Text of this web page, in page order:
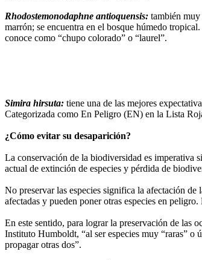
Rhodostemonodaphne antioquensis: también muy
marrón; se encuentra en el bosque húmedo
conoce como “chupo colorado” o “laurel”.
Simira hirsuta: tiene una de las mejores
Categorizada como En Peligro (EN) en la Lista
¿Cómo evitar su desaparición?
La conservación de la biodiversidad es imperativa
actual de extinción de especies y pérdida de
No preservar las especies significa la afectación de
afectadas y pueden poner otras especies en
En este sentido, para lograr la preservación de las
Instituto Humboldt, “al ser especies muy “raras” o
propagar otras dos”.